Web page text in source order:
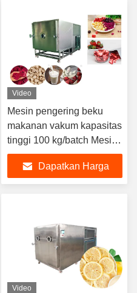
Video
Mesin pengering beku
makanan vakum kapasitas
tinggi 100 kg/batch Mesin
pengering buah beku
Dapatkan Harga
Video